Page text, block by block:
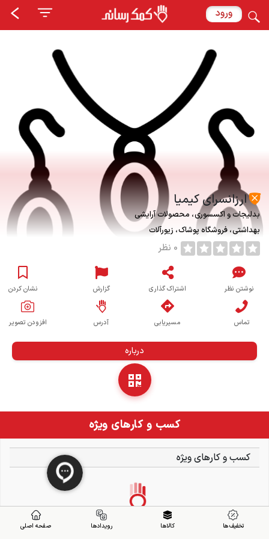
ورود
ارزانسرای کیمیا
بدلیجات و اکسسوری محصولات آرایشی
بهداشتی فروشگاه پوشاک زیورآلات
0 نظر
نوشتن نظر اشتراک گذاری گزارش نشان کردن
تماس مسیریابی آدرس افزودن تصویر
درباره
کسب و کارهای ویژه
کسب و کارهای ویژه
تخفیف ها کالاها رویدادها صفحه اصلی